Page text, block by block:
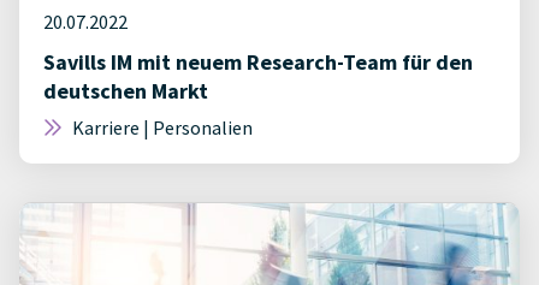
20.07.2022
Savills IM mit neuem Research-Team für den
deutschen Markt
Karriere | Personalien